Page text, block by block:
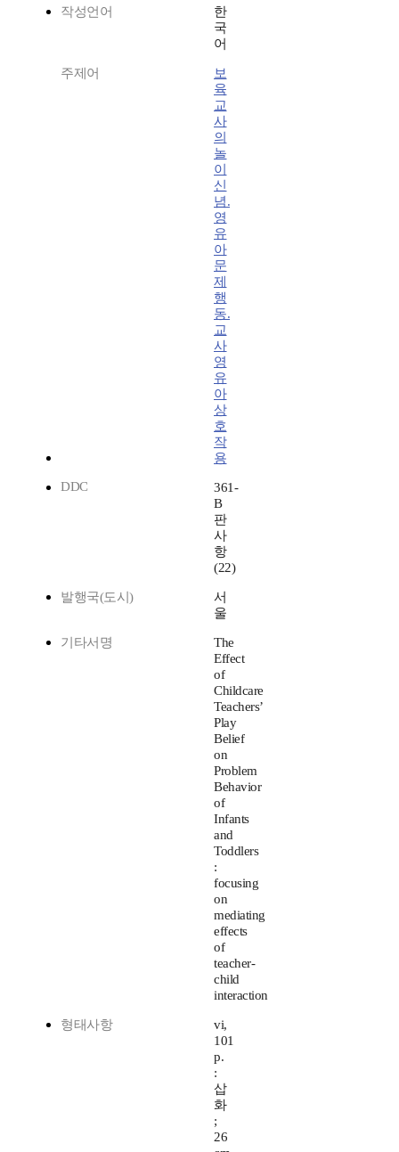
작성언어
한
국
어
주제어
보
육
교
사
의
놀
이
신
념.
영
유
아
문
제
행
동.
교
사
영
유
아
상
호
작
용
DDC
361-
B
판
사
항
(22)
발행국(도시)
서
울
기타서명
The
Effect
of
Childcare
Teachers’
Play
Belief
on
Problem
Behavior
of
Infants
and
Toddlers
:
focusing
on
mediating
effects
of
teacher-
child
interaction
형태사항
vi,
101
p.
:
삽
화
;
26